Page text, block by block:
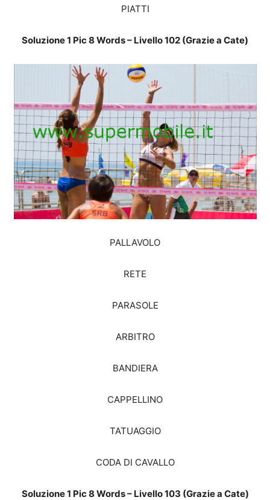
PIATTI
Soluzione 1 Pic 8 Words – Livello 102 (Grazie a Cate)
PALLAVOLO
RETE
PARASOLE
ARBITRO
BANDIERA
CAPPELLINO
TATUAGGIO
CODA DI CAVALLO
Soluzione 1 Pic 8 Words – Livello 103 (Grazie a Cate)